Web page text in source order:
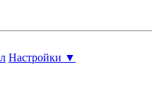
Настройки ▼